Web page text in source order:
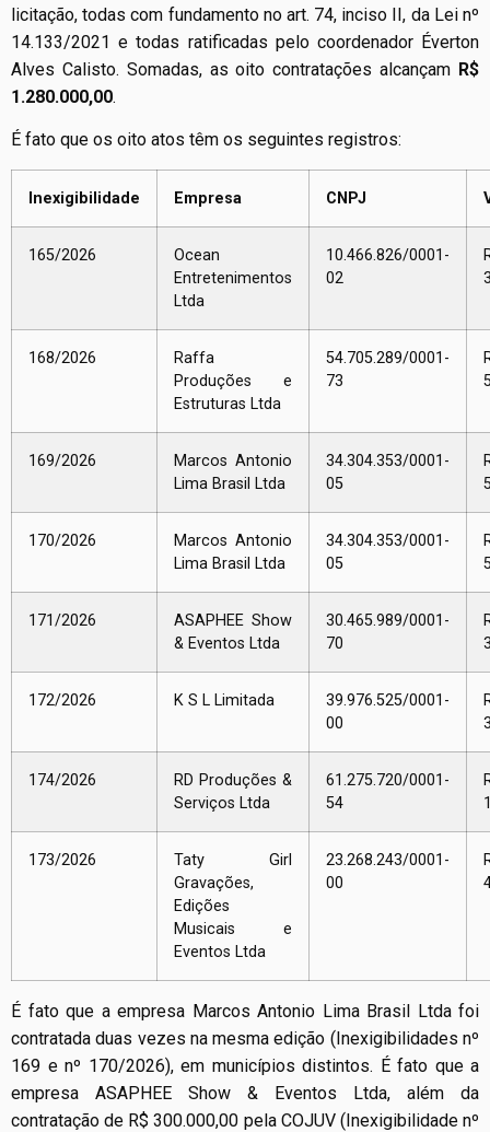
licitação, todas com fundamento no art. 74, inciso II, da Lei nº
14.133/2021 e todas ratificadas pelo coordenador Éverton
Alves Calisto. Somadas, as oito contratações alcançam R$
1.280.000,00.
É fato que os oito atos têm os seguintes registros:
Inexigibilidade Empresa CNPJ
165/2026
Ocean
Entretenimentos
Ltda
10.466.826/0001-
02
168/2026
Raffa
Produções e
Estruturas Ltda
54.705.289/0001-
73
169/2026
Marcos Antonio
Lima Brasil Ltda
34.304.353/0001-
05
170/2026
Marcos Antonio
Lima Brasil Ltda
34.304.353/0001-
05
171/2026
ASAPHEE Show
& Eventos Ltda
30.465.989/0001-
70
172/2026 K S L Limitada
39.976.525/0001-
00
174/2026
RD Produções &
Serviços Ltda
61.275.720/0001-
54
173/2026
Taty Girl
Gravações,
Edições
Musicais e
Eventos Ltda
23.268.243/0001-
00
É fato que a empresa Marcos Antonio Lima Brasil Ltda foi
contratada duas vezes na mesma edição (Inexigibilidades nº
169 e nº 170/2026), em municípios distintos. É fato que a
empresa ASAPHEE Show & Eventos Ltda, além da
contratação de R$ 300.000,00 pela COJUV (Inexigibilidade nº